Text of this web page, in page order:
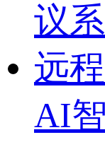
议
远
AI